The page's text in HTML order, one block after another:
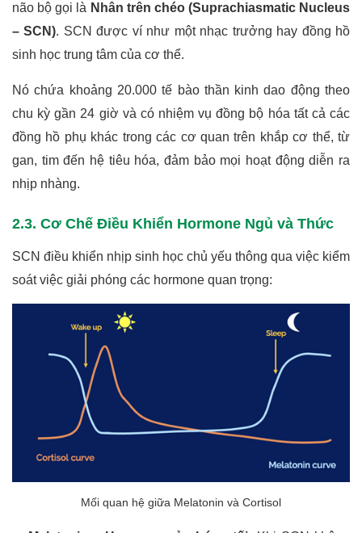
não bộ gọi là Nhân trên chéo (Suprachiasmatic Nucleus
– SCN). SCN được ví như một nhạc trưởng hay đồng hồ
sinh học trung tâm của cơ thể.
Nó chứa khoảng 20.000 tế bào thần kinh dao động theo
chu kỳ gần 24 giờ và có nhiệm vụ đồng bộ hóa tất cả các
đồng hồ phụ khác trong các cơ quan trên khắp cơ thể, từ
gan, tim đến hệ tiêu hóa, đảm bảo mọi hoạt động diễn ra
nhịp nhàng.
2.3. Cơ Chế Điều Khiển Hormone Ngủ và Thức
SCN điều khiển nhịp sinh học chủ yếu thông qua việc kiểm
soát việc giải phóng các hormone quan trọng:
Mối quan hệ giữa Melatonin và Cortisol